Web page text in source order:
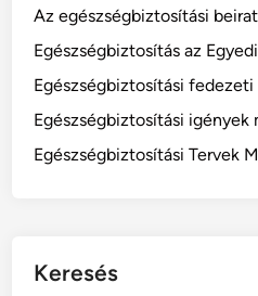
Az egészségbiztosítási
Egészségbiztosítás az
Egészségbiztosítási
Egészségbiztosítási igények
Egészségbiztosítási Tervek
Keresés